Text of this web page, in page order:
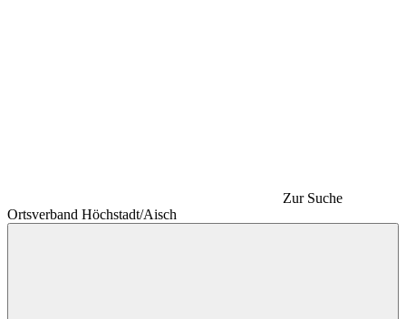
Zur Suche
Ortsverband Höchstadt/Aisch